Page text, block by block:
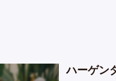
ハーゲン